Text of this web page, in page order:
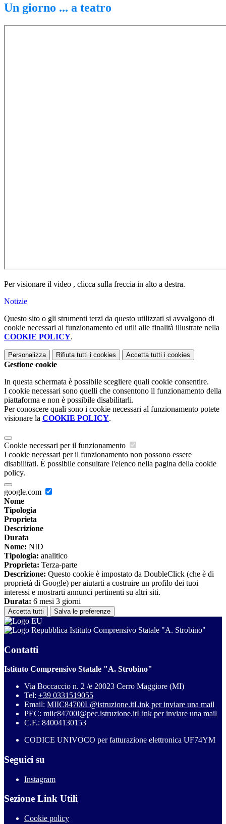
Un giorno ... a teatro
Per visionare il video , clicca sulla freccia in alto a destra.
Notizie
Questo sito o gli strumenti terzi da questo utilizzati si avvalgono di
cookie necessari al funzionamento ed utili alle finalità illustrate nella
COOKIE POLICY.
Personalizza Rifiuta tutti i cookies Accetta tutti i cookies
Gestione cookie
In questa schermata è possibile scegliere quali cookie consentire.
I cookie necessari sono quelli che consentono il funzionamento della
piattaforma e non è possibile disabilitarli.
Per conoscere quali sono i cookie necessari al funzionamento potete
visionare la COOKIE POLICY.
Cookie necessari per il funzionamento
I cookie necessari per il funzionamento non possono essere
disabilitati. È possibile consultare l'elenco nella pagina della cookie
policy.
google.com
Nome
Tipologia
Proprieta
Descrizione
Durata
Nome: NID
Tipologia: analitico
Proprieta: Terza-parte
Descrizione: Questo cookie è impostato da DoubleClick (che è di
proprietà di Google) per aiutarti a costruire un profilo dei tuoi
interessi e mostrarti annunci pertinenti su altri siti.
Durata: 6 mesi 3 giorni
Accetta tutti Salva le preferenze
Istituto Comprensivo Statale "A. Strobino"
Contatti
Istituto Comprensivo Statale "A. Strobino"
Via Boccaccio n. 2 /e 20023 Cerro Maggiore (MI)
Tel: +39 0331519055
Email: MIIC84700L@istruzione.itLink per inviare una mail
PEC: miic84700l@pec.istruzione.itLink per inviare una mail
C.F.: 84004130153
CODICE UNIVOCO per fatturazione elettronica UF74YM
Seguici su
Instagram
Sezione Link Utili
Cookie policy